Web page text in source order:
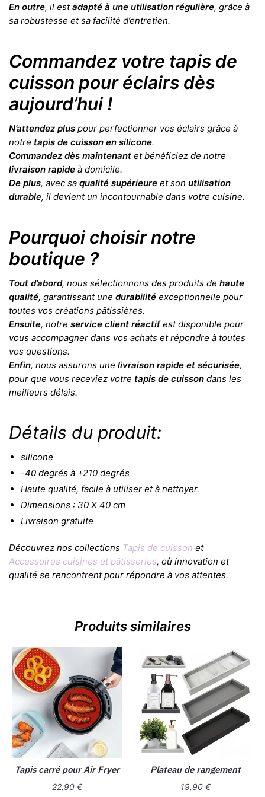
En outre, il estadapté à une utilisation régulière, grâce à
sa robustesse et sa facilité d’entretien.
Commandez votre tapis de
cuisson pour éclairs dès
aujourd’hui !
N’attendez plus pour perfectionner vos éclairs grâce à
notre tapis de cuisson en silicone.
Commandez dès maintenant et bénéficiez de notre
livraison rapide à domicile.
De plus, avec sa qualité supérieure et son utilisation
durable, il devient un incontournable dans votre cuisine.
Pourquoi choisir notre
boutique ?
Tout d’abord, nous sélectionnons des produits de haute
qualité, garantissant une durabilité exceptionnelle pour
toutes vos créations pâtissières.
Ensuite, notre service client réactifest disponible pour
vous accompagner dans vos achats et répondre à toutes
vos questions.
Enfin, nous assurons une livraison rapide et sécurisée,
pour que vous receviez votre tapis de cuisson dans les
meilleurs délais.
Détails du produit:
silicone
-40 degrés à +210 degrés
Haute qualité, facile à utiliser et à nettoyer.
Dimensions : 30 X 40 cm
Livraison gratuite
Découvrez nos collections Tapis de cuisson et
Accessoires cuisines et pâtisseries, où innovation et
qualité se rencontrent pour répondre à vos attentes.
Produits similaires
Tapis carré pour Air Fryer
22,90€
Plateau de rangement
19,90€